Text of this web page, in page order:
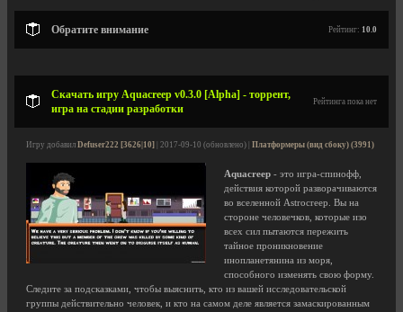
Обратите внимание Рейтинг: 10.0
Скачать игру Aquacreep v0.3.0 [Alpha] - торрент,
игра на стадии разработки
Рейтинга пока нет
Игру добавил Defuser222 [3626|10] | 2017-09-10 (обновлено) | Платформеры (вид сбоку) (3991)
Aquacreep - это игра-спинофф,
действия которой разворачиваются
во вселенной Astrocreep. Вы на
стороне человечков, которые изо
всех сил пытаются пережить
тайное проникновение
инопланетянина из моря,
способного изменять свою форму.
Следите за подсказками, чтобы выяснить, кто из вашей исследовательской
группы действительно человек, и кто на самом деле является замаскированным